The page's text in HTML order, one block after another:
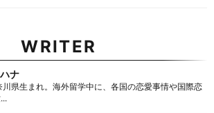
WRITER
ナ
川県生まれ。海外留学中に、各国の恋愛事情や国際恋